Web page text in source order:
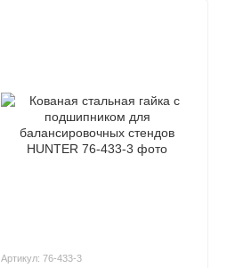
Артикул: 76-433-3